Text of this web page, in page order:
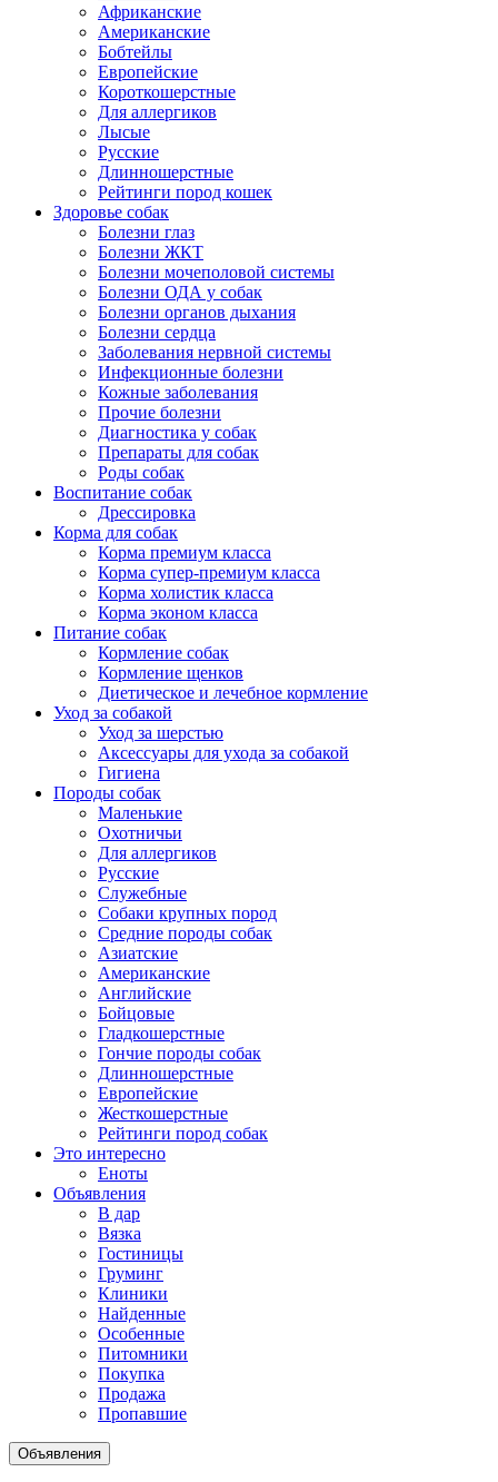
Африканские
Американские
Бобтейлы
Европейские
Короткошерстные
Для аллергиков
Лысые
Русские
Длинношерстные
Рейтинги пород кошек
Здоровье собак
Болезни глаз
Болезни ЖКТ
Болезни мочеполовой системы
Болезни ОДА у собак
Болезни органов дыхания
Болезни сердца
Заболевания нервной системы
Инфекционные болезни
Кожные заболевания
Прочие болезни
Диагностика у собак
Препараты для собак
Роды собак
Воспитание собак
Дрессировка
Корма для собак
Корма премиум класса
Корма супер-премиум класса
Корма холистик класса
Корма эконом класса
Питание собак
Кормление собак
Кормление щенков
Диетическое и лечебное кормление
Уход за собакой
Уход за шерстью
Аксессуары для ухода за собакой
Гигиена
Породы собак
Маленькие
Охотничьи
Для аллергиков
Русские
Служебные
Собаки крупных пород
Средние породы собак
Азиатские
Американские
Английские
Бойцовые
Гладкошерстные
Гончие породы собак
Длинношерстные
Европейские
Жесткошерстные
Рейтинги пород собак
Это интересно
Еноты
Объявления
В дар
Вязка
Гостиницы
Груминг
Клиники
Найденные
Особенные
Питомники
Покупка
Продажа
Пропавшие
Объявления